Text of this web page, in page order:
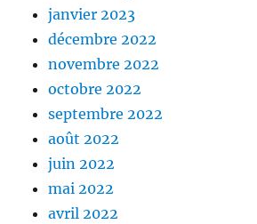
janvier 2023
décembre 2022
novembre 2022
octobre 2022
septembre 2022
août 2022
juin 2022
mai 2022
avril 2022